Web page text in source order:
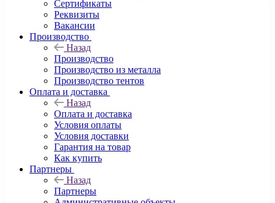
Сертификаты
Реквизиты
Вакансии
Производство
Назад
Производство
Производство из металла
Производство тентов
Оплата и доставка
Назад
Оплата и доставка
Условия оплаты
Условия доставки
Гарантия на товар
Как купить
Партнеры
Назад
Партнеры